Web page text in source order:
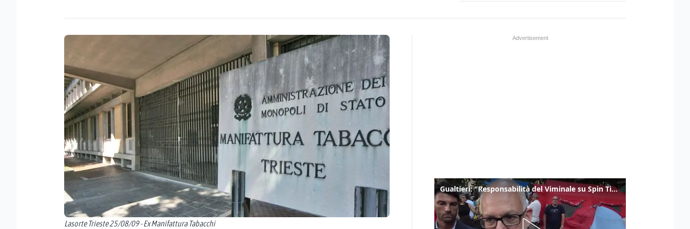
Lasorte Trieste 25/08/09 - Ex Manifattura Tabacchi
Gualtieri: "Responsabilità del Viminale su Spin Time? La posizione dei partiti è nota"